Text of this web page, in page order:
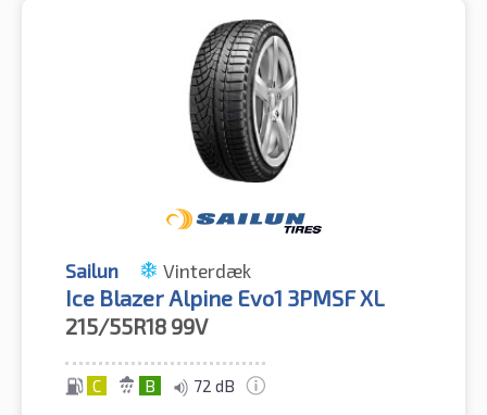
Sailun Vinterdæk
Ice Blazer Alpine Evo1 3PMSF XL
215/55R18 99V
C B 72 dB